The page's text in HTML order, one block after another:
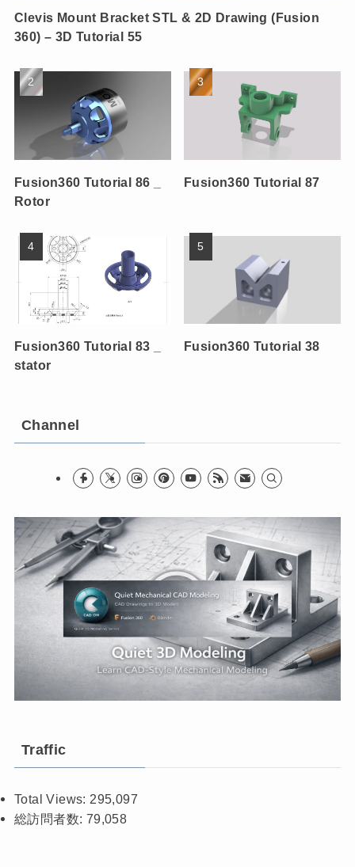
Clevis Mount Bracket STL & 2D Drawing (Fusion
360) – 3D Tutorial 55
Fusion360 Tutorial 86 _
Rotor
Fusion360 Tutorial 87
Fusion360 Tutorial 83 _
stator
Fusion360 Tutorial 38
Channel
Traffic
Total Views: 295,097
総訪問者数: 79,058